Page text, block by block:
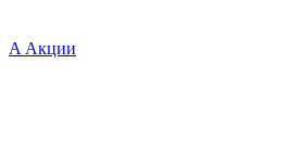
A Акции